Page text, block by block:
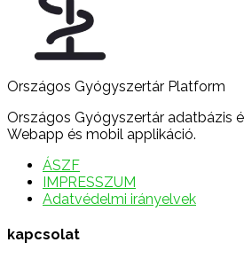
Országos Gyógyszertár Platform
Országos Gyógyszertár adatbázis
Webapp és mobil applikáció.
ÁSZF
IMPRESSZUM
Adatvédelmi irányelvek
kapcsolat